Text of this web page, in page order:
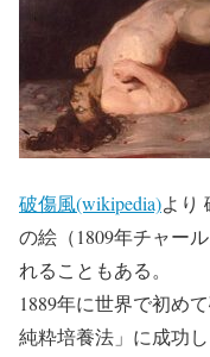
破傷風(wikipedia)より
の絵（1809年チャー
れることもある。
1889年に世界で初めて
純粋培養法」に成功し